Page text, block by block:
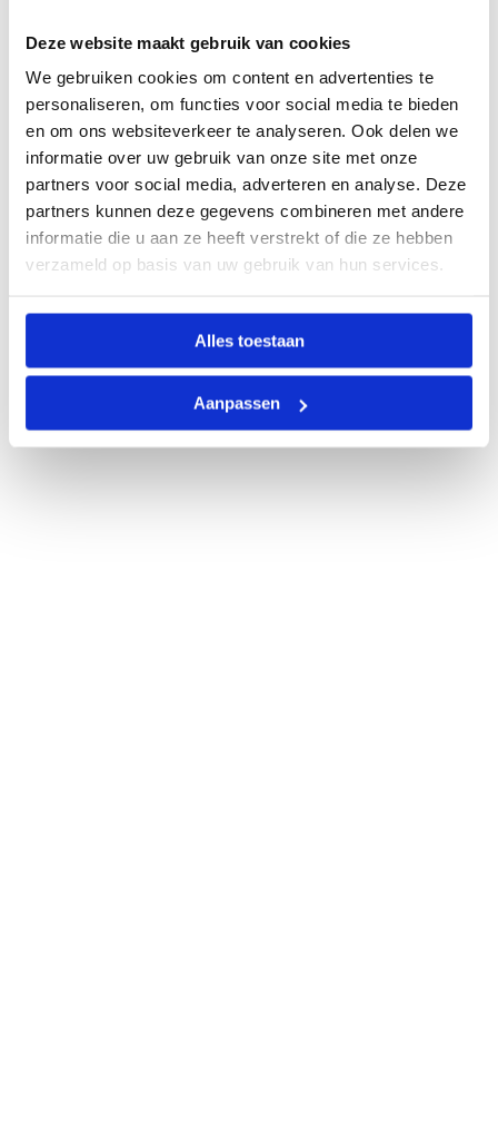
Deze website maakt gebruik van cookies
We gebruiken cookies om content en advertenties te
personaliseren, om functies voor social media te bieden
en om ons websiteverkeer te analyseren. Ook delen we
informatie over uw gebruik van onze site met onze
partners voor social media, adverteren en analyse. Deze
partners kunnen deze gegevens combineren met andere
informatie die u aan ze heeft verstrekt of die ze hebben
verzameld op basis van uw gebruik van hun services.
Alles toestaan
Aanpassen